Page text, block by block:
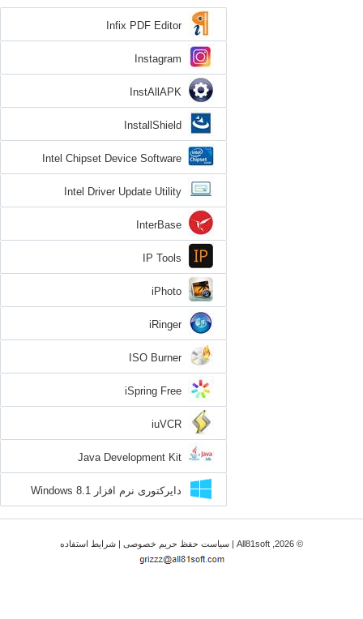
Infix PDF Editor
Instagram
InstAllAPK
InstallShield
Intel Chipset Device Software
Intel Driver Update Utility
InterBase
IP Tools
iPhoto
iRinger
ISO Burner
iSpring Free
iuVCR
Java Development Kit
دایرکتوری نرم افزار Windows 8.1
© 2026, All81soft | سیاست حفظ حریم خصوصی|شرایط استفاده